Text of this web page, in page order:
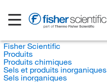
Fisher Scientific
Produits
Produits chimiques
Sels et produits inorganiques
Sels inorganiques